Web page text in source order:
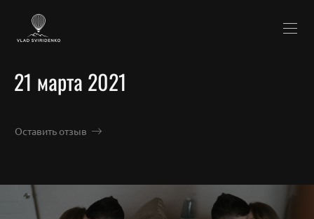
21 марта 2021
Оставить отзыв